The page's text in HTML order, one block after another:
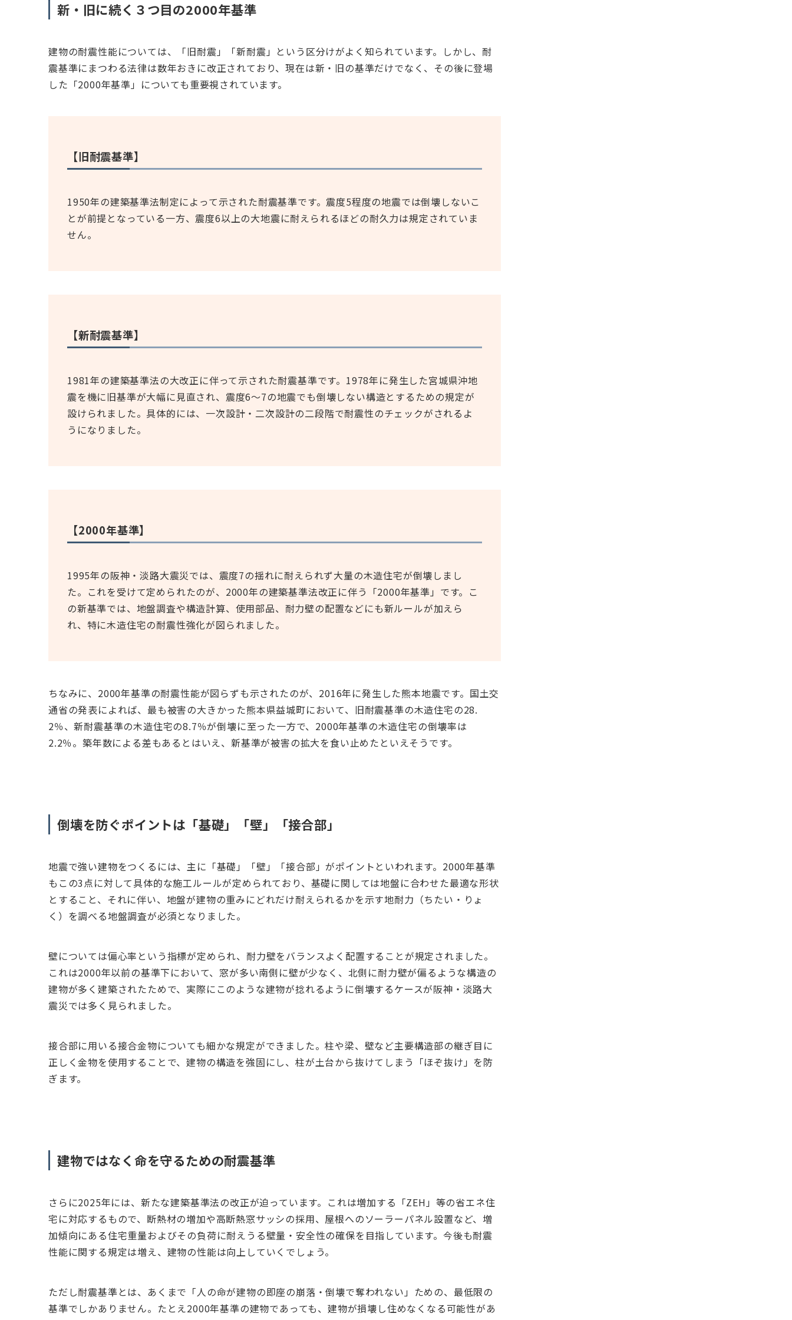
新・旧に続く３つ目の2000年基準
建物の耐震性能については、「旧耐震」「新耐震」という区分けがよく知られています。しかし、耐
震基準にまつわる法律は数年おきに改正されており、現在は新・旧の基準だけでなく、その後に登場
した「2000年基準」についても重要視されています。
【旧耐震基準】
1950年の建築基準法制定によって示された耐震基準です。震度5程度の地震では倒壊しないこ
とが前提となっている一方、震度6以上の大地震に耐えられるほどの耐久力は規定されていま
せん。
【新耐震基準】
1981年の建築基準法の大改正に伴って示された耐震基準です。1978年に発生した宮城県沖地
震を機に旧基準が大幅に見直され、震度6～7の地震でも倒壊しない構造とするための規定が
設けられました。具体的には、一次設計・二次設計の二段階で耐震性のチェックがされるよ
うになりました。
【2000年基準】
1995年の阪神・淡路大震災では、震度7の揺れに耐えられず大量の木造住宅が倒壊しまし
た。これを受けて定められたのが、2000年の建築基準法改正に伴う「2000年基準」です。こ
の新基準では、地盤調査や構造計算、使用部品、耐力壁の配置などにも新ルールが加えら
れ、特に木造住宅の耐震性強化が図られました。
ちなみに、2000年基準の耐震性能が図らずも示されたのが、2016年に発生した熊本地震です。国土交
通省の発表によれば、最も被害の大きかった熊本県益城町において、旧耐震基準の木造住宅の28.
2％、新耐震基準の木造住宅の8.7％が倒壊に至った一方で、2000年基準の木造住宅の倒壊率は
2.2％。築年数による差もあるとはいえ、新基準が被害の拡大を食い止めたといえそうです。
倒壊を防ぐポイントは「基礎」「壁」「接合部」
地震で強い建物をつくるには、主に「基礎」「壁」「接合部」がポイントといわれます。2000年基準
もこの3点に対して具体的な施工ルールが定められており、基礎に関しては地盤に合わせた最適な形状
とすること、それに伴い、地盤が建物の重みにどれだけ耐えられるかを示す地耐力（ちたい・りょ
く）を調べる地盤調査が必須となりました。
壁については偏心率という指標が定められ、耐力壁をバランスよく配置することが規定されました。
これは2000年以前の基準下において、窓が多い南側に壁が少なく、北側に耐力壁が偏るような構造の
建物が多く建築されたためで、実際にこのような建物が捻れるように倒壊するケースが阪神・淡路大
震災では多く見られました。
接合部に用いる接合金物についても細かな規定ができました。柱や梁、壁など主要構造部の継ぎ目に
正しく金物を使用することで、建物の構造を強固にし、柱が土台から抜けてしまう「ほぞ抜け」を防
ぎます。
建物ではなく命を守るための耐震基準
さらに2025年には、新たな建築基準法の改正が迫っています。これは増加する「ZEH」等の省エネ住
宅に対応するもので、断熱材の増加や高断熱窓サッシの採用、屋根へのソーラーパネル設置など、増
加傾向にある住宅重量およびその負荷に耐えうる壁量・安全性の確保を目指しています。今後も耐震
性能に関する規定は増え、建物の性能は向上していくでしょう。
ただし耐震基準とは、あくまで「人の命が建物の即座の崩落・倒壊で奪われない」ための、最低限の
基準でしかありません。たとえ2000年基準の建物であっても、建物が損壊し住めなくなる可能性があ